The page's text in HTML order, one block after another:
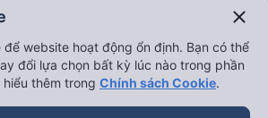
close
để website hoạt động ổn định. Bạn có thể
đổi lựa chọn bất kỳ lúc nào trong phần
thêm trong Chính sách Cookie.